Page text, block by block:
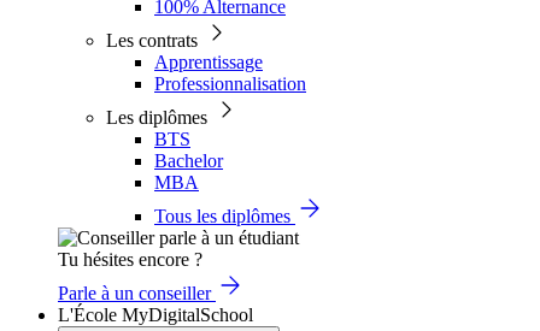
100% Alternance
Les contrats
Apprentissage
Professionnalisation
Les diplômes
BTS
Bachelor
MBA
Tous les diplômes
Tu hésites encore ?
Parle à un conseiller
L'École MyDigitalSchool